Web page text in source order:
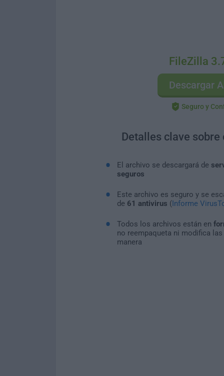
FileZilla
Descargar
Seguro y
Detalles clave sobre
El archivo se descargará de
seguros
Este archivo es seguro y se
de 61 antivirus (Informe
Todos los archivos están en
no reempaqueta ni modifica
manera